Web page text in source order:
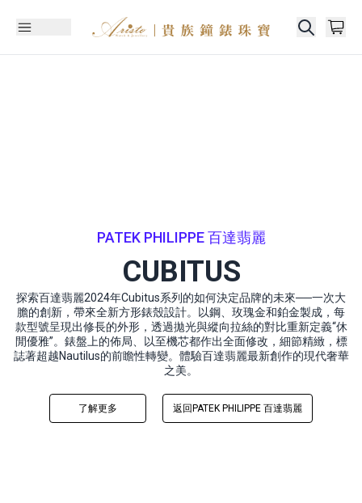
PATEK PHILIPPE 百達翡麗
CUBITUS
探索百達翡麗2024年Cubitus系列的如何決定品牌的未來──一次大
膽的創新，帶來全新方形錶殼設計。以鋼、玫瑰金和鉑金製成，每
款型號呈現出修長的外形，透過拋光與縱向拉絲的對比重新定義“休
閒優雅”。錶盤上的佈局、以至機芯都作出全面修改，細節精緻，標
誌著超越Nautilus的前瞻性轉變。體驗百達翡麗最新創作的現代奢華
之美。
了解更多 返回PATEK PHILIPPE 百達翡麗